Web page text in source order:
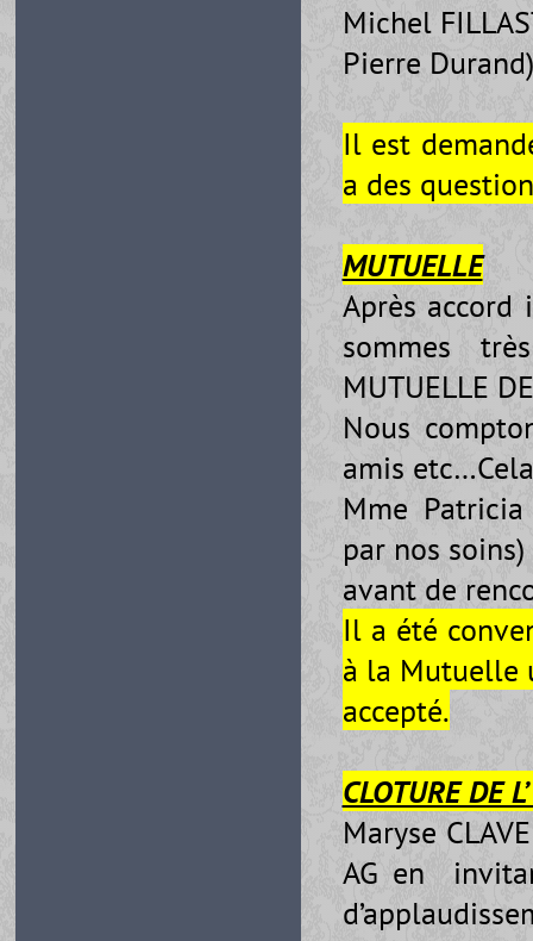
Michel
Pierre Durand)
Il est
a des
MUTUELLE
Après
sommes
MUTUELLE
Nous
amis
Mme
par nos
avant de
Il a été
à la Mutuelle
accepté.
CLOTURE DE
Maryse
AG en